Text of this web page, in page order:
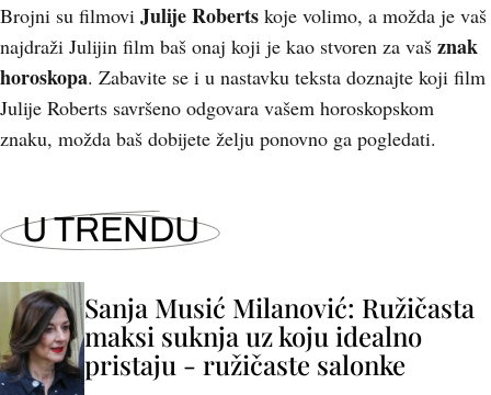
Brojni su filmovi Julije Roberts koje volimo, a možda je vaš
najdraži Julijin film baš onaj koji je kao stvoren za vaš znak
horoskopa. Zabavite se i u nastavku teksta doznajte koji film
Julije Roberts savršeno odgovara vašem horoskopskom
znaku, možda baš dobijete želju ponovno ga pogledati.
U TRENDU
Sanja Musić Milanović: Ružičasta
maksi suknja uz koju idealno
pristaju - ružičaste salonke